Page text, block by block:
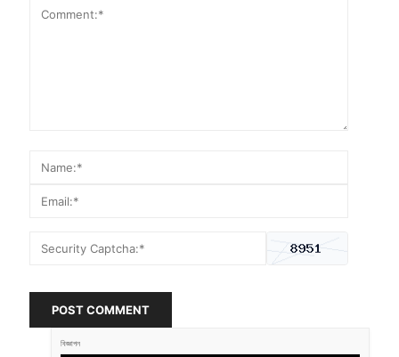
POST COMMENT
বিজ্ঞাপন